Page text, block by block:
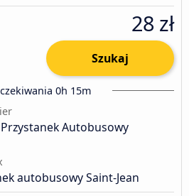
28 zł
Szukaj
0h 15m
Autobusowy
autobusowy Saint-Jean